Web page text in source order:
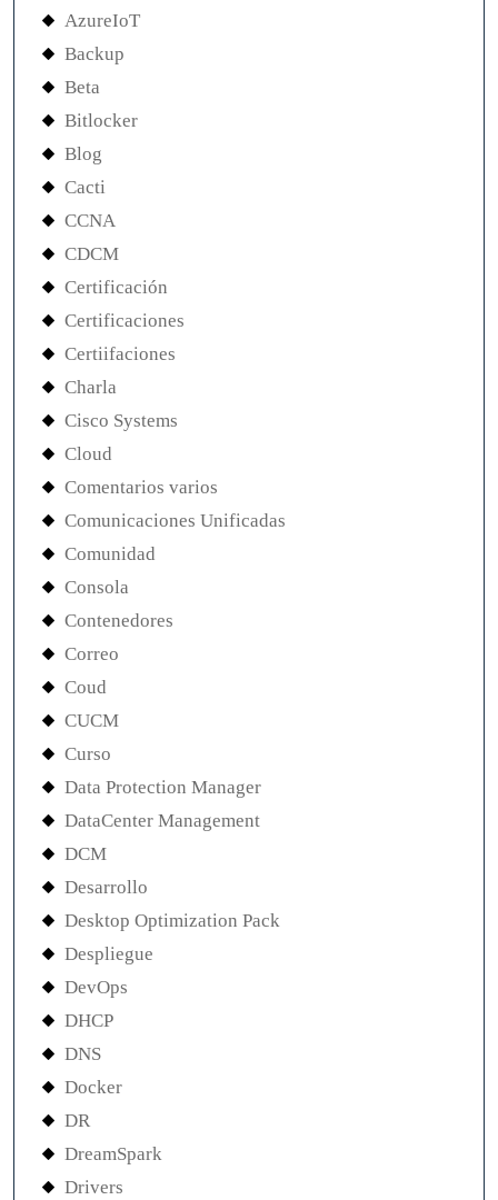
AzureIoT
Backup
Beta
Bitlocker
Blog
Cacti
CCNA
CDCM
Certificación
Certificaciones
Certiifaciones
Charla
Cisco Systems
Cloud
Comentarios varios
Comunicaciones Unificadas
Comunidad
Consola
Contenedores
Correo
Coud
CUCM
Curso
Data Protection Manager
DataCenter Management
DCM
Desarrollo
Desktop Optimization Pack
Despliegue
DevOps
DHCP
DNS
Docker
DR
DreamSpark
Drivers